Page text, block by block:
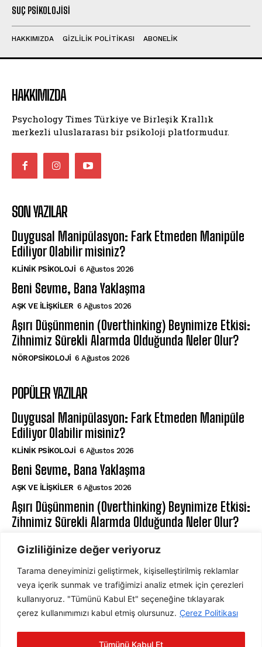
Gizliliğinize değer veriyoruz
Tarama deneyiminizi geliştirmek, kişiselleştirilmiş reklamlar
veya içerik sunmak ve trafiğimizi analiz etmek için çerezleri
kullanıyoruz. "Tümünü Kabul Et" seçeneğine tıklayarak
çerez kullanımımızı kabul etmiş olursunuz. Çerez Politikası
Tümünü Kabul Et
SUÇ PSIKOLOJISI
HAKKIMIZDA GIZLILIK POLITIKASI ABONELIK
HAKKIMIZDA
Psychology Times Türkiye ve Birleşik Krallık
merkezli uluslararası bir psikoloji platformudur.
SON YAZILAR
Duygusal Manipülasyon: Fark Etmeden Manipüle
Ediliyor Olabilir misiniz?
KLINIK PSIKOLOJI 6 Ağustos 2026
Beni Sevme, Bana Yaklaşma
AŞK VE İLIŞKILER 6 Ağustos 2026
Aşırı Düşünmenin (Overthinking) Beynimize Etkisi:
Zihnimiz Sürekli Alarmda Olduğunda Neler Olur?
NÖROPSIKOLOJI 6 Ağustos 2026
POPÜLER YAZILAR
Duygusal Manipülasyon: Fark Etmeden Manipüle
Ediliyor Olabilir misiniz?
KLINIK PSIKOLOJI 6 Ağustos 2026
Beni Sevme, Bana Yaklaşma
AŞK VE İLIŞKILER 6 Ağustos 2026
Aşırı Düşünmenin (Overthinking) Beynimize Etkisi:
Zihnimiz Sürekli Alarmda Olduğunda Neler Olur?
ABONE OL
ABONE OL